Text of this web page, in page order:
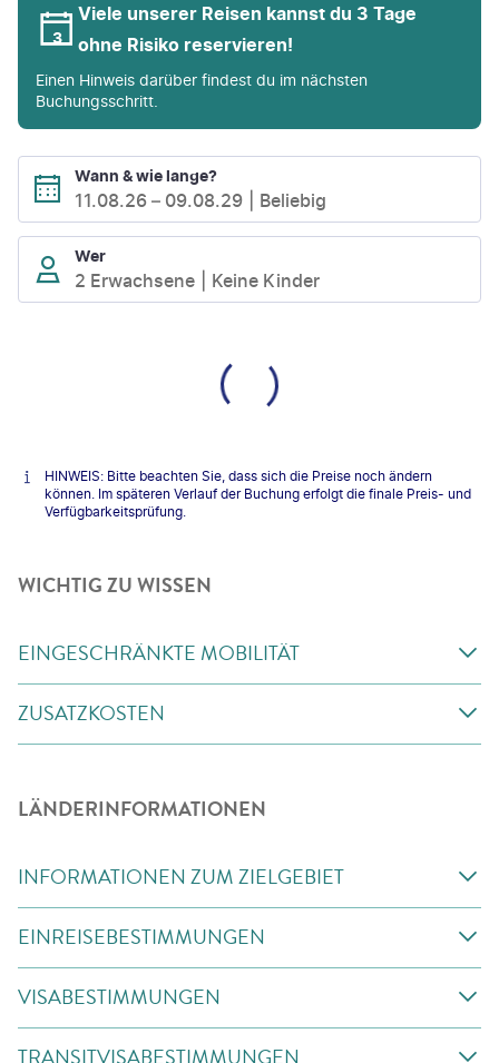
Viele unserer Reisen kannst du 3 Tage
ohne Risiko reservieren!
Einen Hinweis darüber findest du im nächsten
Buchungsschritt.
Wann & wie lange?
11.08.26 – 09.08.29 Beliebig
Wer
2 Erwachsene Keine Kinder
HINWEIS: Bitte beachten Sie, dass sich die Preise noch ändern
können. Im späteren Verlauf der Buchung erfolgt die finale Preis- und
Verfügbarkeitsprüfung.
WICHTIG ZU WISSEN
EINGESCHRÄNKTE MOBILITÄT
ZUSATZKOSTEN
LÄNDERINFORMATIONEN
INFORMATIONEN ZUM ZIELGEBIET
EINREISEBESTIMMUNGEN
VISABESTIMMUNGEN
TRANSITVISABESTIMMUNGEN